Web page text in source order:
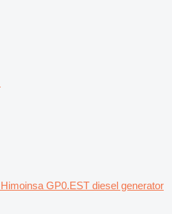
Himoinsa GP0.EST diesel generator